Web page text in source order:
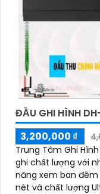
ĐẦU GHI HÌNH
3,200,000 ₫
Trung Tâm Ghi
ghi chất lượng với
năng xem ban đêm
nét và chất lượng